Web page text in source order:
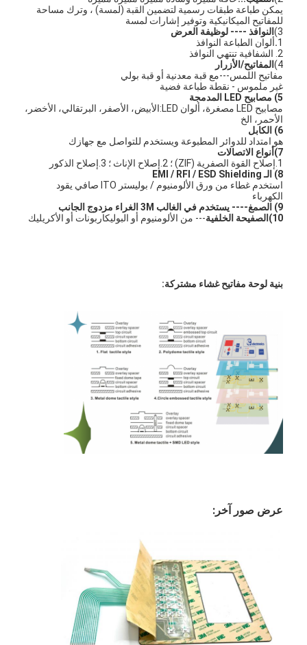
تبديل الغشاء FPC
مفتاح الغشاء المقاوم للماء
مفتاح غشاء الطباعة الرقمية
مفتاح غشاء بإضاءة خلفية
تراكب رسومي
تبديل الغشاء الطبي
مفتاح الغشاء المسطح
مفتاح غشاء ESD
مفتاح غشاء سعة
أغلفة الفيلم الواقي والورق التتبع
يمكن طباعة طبقات رسمية لتضمين القبة (لمسة) ، وترك مساحة
للمفاتيح الميكانيكية وتوفير إشارات لمسة
3) النوافذ ---- لوظيفة العرض
1
.ألوان الطباعة النوافذ
2. الشفافية تنتهي النوافذ
4)
المفاتيح/الأزرار
مفاتيح اللمس---مع قبة معدنية أو قبة بولي
غير ملموس - نقطة طباعة فضية
5) مصابيح LED المدمجة
مصابيح LED مصغرة، ألوان LED:الأبيض، الأصفر، البرتقالي، الأخضر،
الأحمر، الخ
6) الكابل
هو امتداد للدوائر المطبوعة ويستخدم للتواصل مع جهازك
7) أنواع الاتصالات
1.إصلاح القوة الصفرية (ZIF) ؛ 2.إصلاح الإناث ؛ 3.إصلاح الذكور
8)
الـ EMI / RFI / ESD Shielding
استخدم غطاء من ورق الألومنيوم / بوليستر ITO صافي يقود
الكهرباء
9)
الصمغ---- يستخدم في الغالب 3M الغراء مزدوج الجانب
10) الصفيحة الخلفية--- من الألومنيوم أو البوليكاربونات أو الأكريليك
بنية لوحة مفاتيح غشاء مشتركة:
عرض صور آخر: